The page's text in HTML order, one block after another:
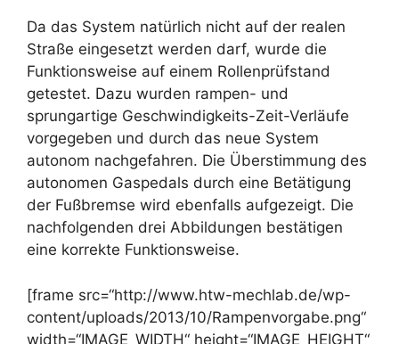
Da das System natürlich nicht auf der realen
Straße eingesetzt werden darf, wurde die
Funktionsweise auf einem Rollenprüfstand
getestet. Dazu wurden rampen- und
sprungartige Geschwindigkeits-Zeit-Verläufe
vorgegeben und durch das neue System
autonom nachgefahren. Die Überstimmung des
autonomen Gaspedals durch eine Betätigung
der Fußbremse wird ebenfalls aufgezeigt. Die
nachfolgenden drei Abbildungen bestätigen
eine korrekte Funktionsweise.
[frame src=“http://www.htw-mechlab.de/wp-
content/uploads/2013/10/Rampenvorgabe.png“
width=“IMAGE_WIDTH“ height=“IMAGE_HEIGHT“